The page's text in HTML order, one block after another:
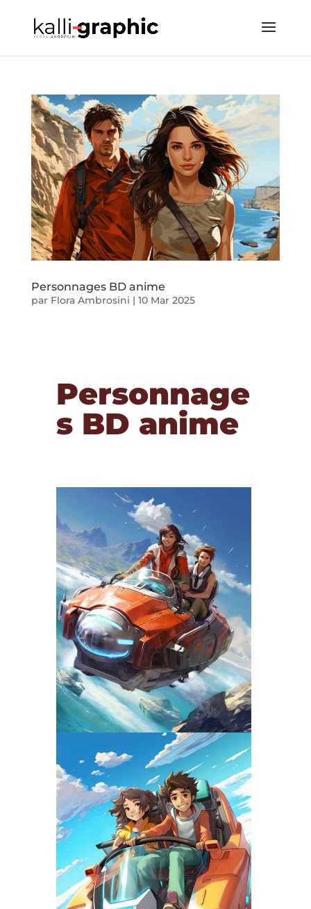
Personnages BD anime
par Flora Ambrosini | 10 Mar 2025
Personnage
s BD anime